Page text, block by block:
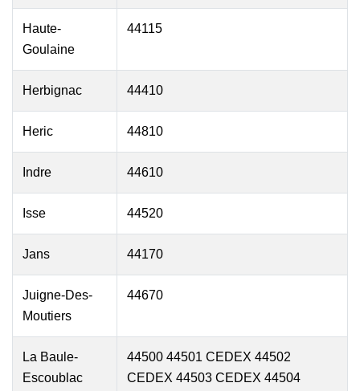
Haute-
Goulaine
44115
Herbignac 44410
Heric 44810
Indre 44610
Isse 44520
Jans 44170
Juigne-Des-
Moutiers
44670
La Baule-
Escoublac
44500 44501 CEDEX 44502
CEDEX 44503 CEDEX 44504